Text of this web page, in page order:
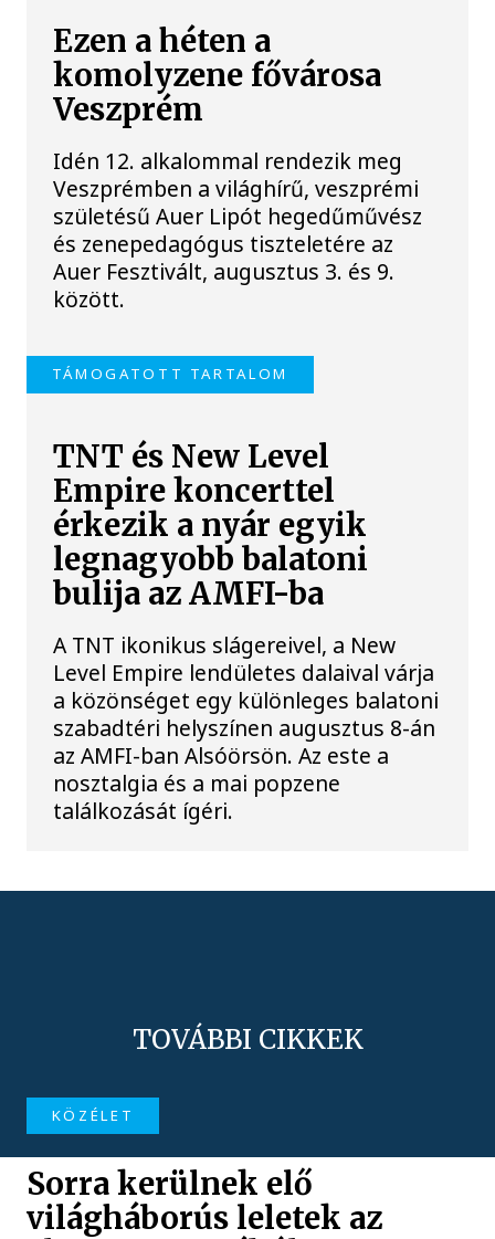
Ezen a héten a
komolyzene fővárosa
Veszprém
Idén 12. alkalommal rendezik meg
Veszprémben a világhírű, veszprémi
születésű Auer Lipót hegedűművész
és zenepedagógus tiszteletére az
Auer Fesztivált, augusztus 3. és 9.
között.
TÁMOGATOTT TARTALOM
TNT és New Level
Empire koncerttel
érkezik a nyár egyik
legnagyobb balatoni
bulija az AMFI-ba
A TNT ikonikus slágereivel, a New
Level Empire lendületes dalaival várja
a közönséget egy különleges balatoni
szabadtéri helyszínen augusztus 8-án
az AMFI-ban Alsóörsön. Az este a
nosztalgia és a mai popzene
találkozását ígéri.
TOVÁBBI CIKKEK
KÖZÉLET
Sorra kerülnek elő
világháborús leletek az